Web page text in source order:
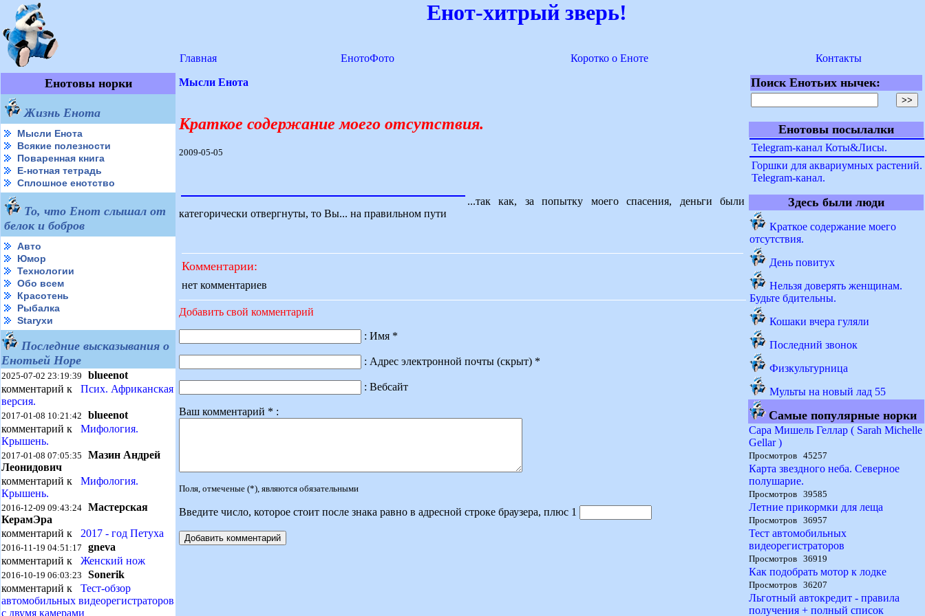
Енот-хитрый зверь!
Главная ЕнотоФото Коротко о Еноте Контакты
Енотовы норки
Жизнь Енота
Мысли Енота
Всякие полезности
Поваренная книга
Е-нотная тетрадь
Сплошное енотство
То, что Енот слышал от
белок и бобров
Авто
Юмор
Технологии
Обо всем
Красотень
Рыбалка
Starухи
Последние высказывания о
Енотьей Норе
2025-07-02 23:19:39 blueenot
комментарий к Псих. Африканская
версия.
2017-01-08 10:21:42 blueenot
комментарий к Мифология.
Крышень.
2017-01-08 07:05:35 Мазин Андрей
Леонидович
комментарий к Мифология.
Крышень.
2016-12-09 09:43:24 Мастерская
КерамЭра
комментарий к 2017 - год Петуха
2016-11-19 04:51:17 gneva
комментарий к Женский нож
2016-10-19 06:03:23 Sonerik
комментарий к Тест-обзор
автомобильных видеорегистраторов
с двумя камерами
Мысли Енота
Краткое содержание моего отсутствия.
2009-05-05
...так как, за попытку моего спасения, деньги были
категорически отвергнуты, то Вы... на правильном пути
Комментарии:
нет комментариев
Добавить свой комментарий
: Имя *
: Адрес электронной почты (скрыт) *
: Вебсайт
Ваш комментарий * :
Поля, отмеченые (*), являются обязательными
Введите число, которое стоит после знака равно в адресной строке браузера, плюс 1
Поиск Енотьих нычек:
Енотовы посылалки
Telegram-канал Коты&Лисы.
Горшки для аквариумных растений.
Telegram-канал.
Здесь были люди
Краткое содержание моего
отсутствия.
День повитух
Нельзя доверять женщинам.
Будьте бдительны.
Кошаки вчера гуляли
Последний звонок
Физкультурница
Мульты на новый лад 55
Самые популярные норки
Сара Мишель Геллар ( Sarah Michelle
Gellar )
Просмотров 45257
Карта звездного неба. Северное
полушарие.
Просмотров 39585
Летние прикормки для леща
Просмотров 36957
Тест автомобильных
видеорегистраторов
Просмотров 36919
Как подобрать мотор к лодке
Просмотров 36207
Льготный автокредит - правила
получения + полный список